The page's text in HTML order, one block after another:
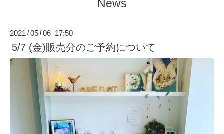
News
2021 /05 /06 17:50
5/7 (金)販売分のご予約について